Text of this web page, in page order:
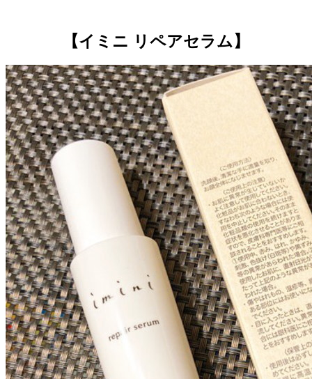
【イミニ リペアセラム】